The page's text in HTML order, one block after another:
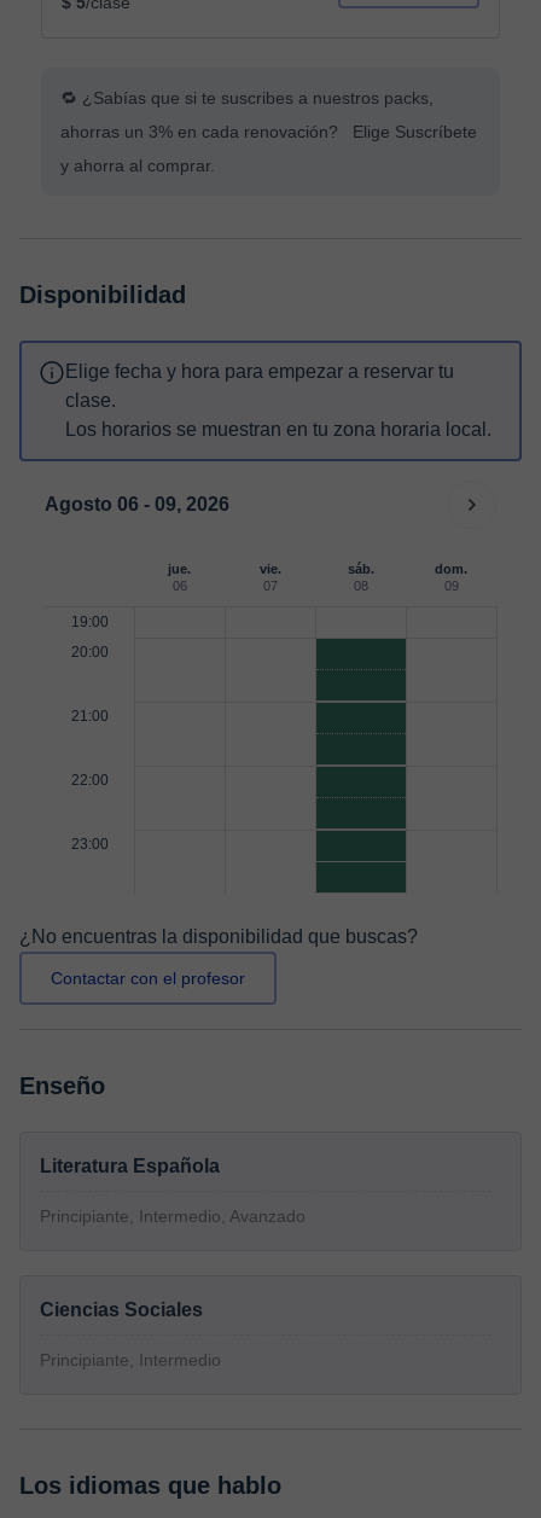
🔁 ¿Sabías que si te suscribes a nuestros packs,
ahorras un 3% en cada renovación? Elige Suscríbete
y ahorra al comprar.
Disponibilidad
Elige fecha y hora para empezar a reservar tu
clase.
Los horarios se muestran en tu zona horaria local.
Agosto 06 - 09, 2026
jue.
06
vie.
07
sáb.
08
dom.
09
19:00
20:00
21:00
22:00
23:00
¿No encuentras la disponibilidad que buscas?
Contactar con el profesor
Enseño
Literatura Española
Principiante, Intermedio, Avanzado
Ciencias Sociales
Principiante, Intermedio
Los idiomas que hablo